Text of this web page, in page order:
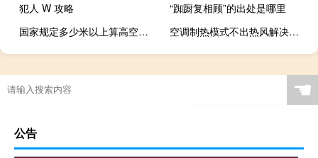
犯人 W 攻略
“踟蹰复相顾”的出处是哪里
国家规定多少米以上算高空作业
空调制热模式不出热风解决方法
☚
公告